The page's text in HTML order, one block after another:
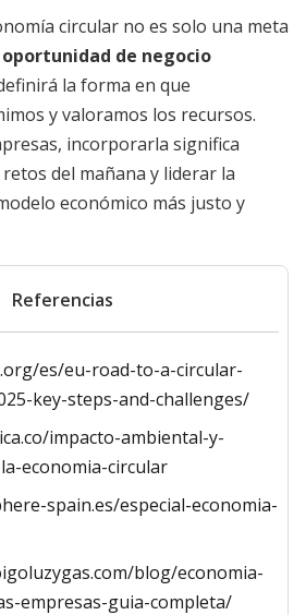
circular no es solo una meta
oportunidad de negocio
la forma en que
y valoramos los recursos.
incorporarla significa
del mañana y liderar la
económico más justo y
Referencias
es/eu-road-to-a-circular-
key-steps-and-challenges/
impacto-ambiental-y-
economia-circular
spain.es/especial-economia-
blog/economia-
empresas-guia-completa/